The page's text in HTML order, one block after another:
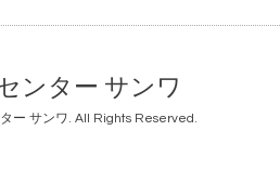
ンター サンワ
ー サンワ. All Rights Reserved.